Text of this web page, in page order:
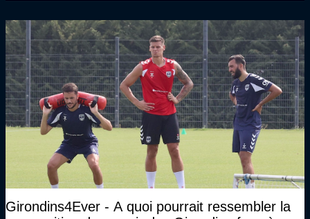
haut niveau"
Girondins4Ever - A quoi pourrait ressembler la